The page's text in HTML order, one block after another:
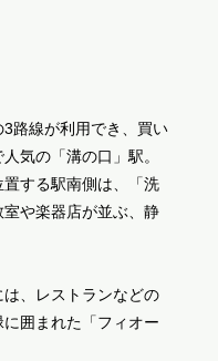
路線が利用でき、買い
気の「溝の口」駅。
する駅南側は、「洗
や楽器店が並ぶ、静
、レストランなどの
囲まれた「フィオー